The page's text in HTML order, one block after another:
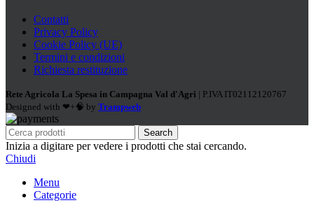
Contatti
Privacy Policy
Cookie Policy (UE)
Termini e condizioni
Richiesta restituzione
Rete Agricola La Spesa in Campagna Val d'Agri | P.IVA IT02112120767
Designed with ❤+🧠 by Trampweb
Search
Inizia a digitare per vedere i prodotti che stai cercando.
Chiudi
Menu
Categorie